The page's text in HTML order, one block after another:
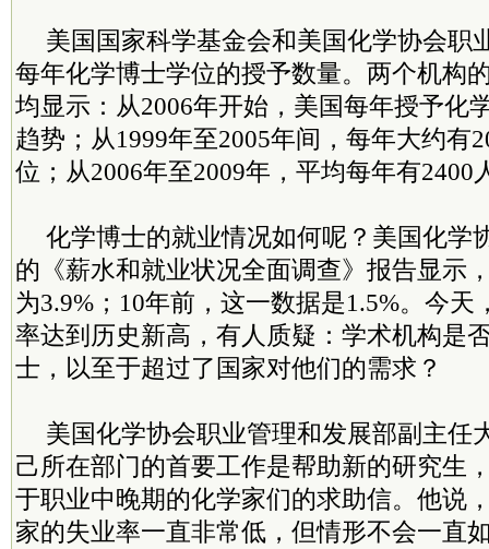
美国国家科学基金会和美国化学协会职
每年化学博士学位的授予数量。两个机构
均显示：从2006年开始，美国每年授予化
趋势；从1999年至2005年间，每年大约有
位；从2006年至2009年，平均每年有2400
化学博士的就业情况如何呢？美国化学
的《薪水和就业状况全面调查》报告显示
为3.9%；10年前，这一数据是1.5%。今天
率达到历史新高，有人质疑：学术机构是
士，以至于超过了国家对他们的需求？
美国化学协会职业管理和发展部副主任
己所在部门的首要工作是帮助新的研究生
于职业中晚期的化学家们的求助信。他说
家的失业率一直非常低，但情形不会一直